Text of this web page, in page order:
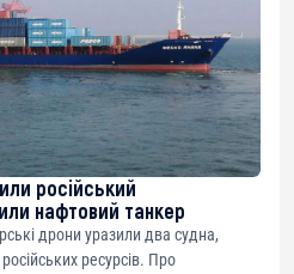
російський
нафтовий танкер
дрони уразили два судна,
російських ресурсів. Про